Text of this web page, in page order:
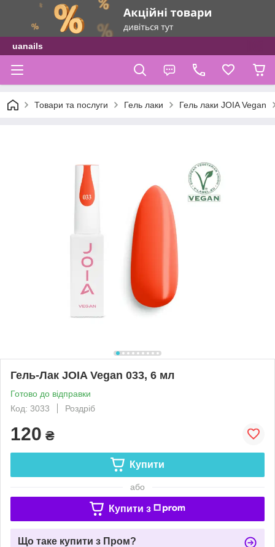
uanails
Товари та послуги Гель лаки Гель лаки JOIA Vegan
Гель-Лак JOIA Vegan 033, 6 мл
Готово до відправки
Код: 3033
Роздріб
120 ₴
Купити
або
Купити з
Що таке купити з Пром?